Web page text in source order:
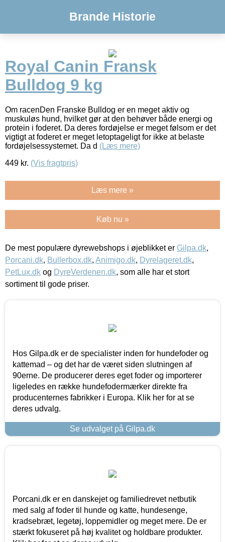
Brande Historie
Royal Canin Fransk
Bulldog 9 kg
Om racenDen Franske Bulldog er en meget aktiv og
muskuløs hund, hvilket gør at den behøver både energi og
protein i foderet. Da deres fordøjelse er meget følsom er det
vigtigt at foderet er meget letoptageligt for ikke at belaste
fordøjelsessystemet. Da d (Læs mere)
449 kr. (Vis fragtpris)
Læs mere »
Køb nu »
De mest populære dyrewebshops i øjeblikket er Gilpa.dk,
Porcani.dk, Bullerbox.dk, Animigo.dk, Dyrelageret.dk,
PetLux.dk og DyreVerdenen.dk, som alle har et stort
sortiment til gode priser.
Hos Gilpa.dk er de specialister inden for hundefoder og
kattemad – og det har de været siden slutningen af
90erne. De producerer deres eget foder og importerer
ligeledes en række hundefodermærker direkte fra
producenternes fabrikker i Europa. Klik her for at se
deres udvalg.
Se udvalget på Gilpa.dk
Porcani.dk er en danskejet og familiedrevet netbutik
med salg af foder til hunde og katte, hundesenge,
kradsebræt, legetøj, loppemidler og meget mere. De er
stærkt fokuseret på høj kvalitet og holdbare produkter.